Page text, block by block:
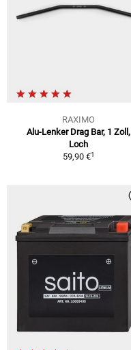
RAXIMO
Alu-Lenker Drag Bar, 1 Zoll,
Loch
59,90 €1